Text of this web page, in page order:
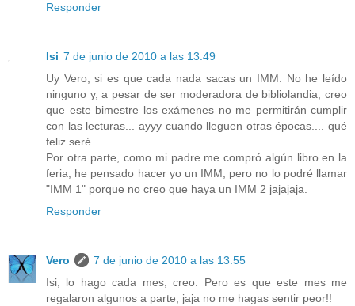
Responder
Isi 7 de junio de 2010 a las 13:49
Uy Vero, si es que cada nada sacas un IMM. No he leído
ninguno y, a pesar de ser moderadora de bibliolandia, creo
que este bimestre los exámenes no me permitirán cumplir
con las lecturas... ayyy cuando lleguen otras épocas.... qué
feliz seré.
Por otra parte, como mi padre me compró algún libro en la
feria, he pensado hacer yo un IMM, pero no lo podré llamar
"IMM 1" porque no creo que haya un IMM 2 jajajaja.
Responder
Vero
7 de junio de 2010 a las 13:55
Isi, lo hago cada mes, creo. Pero es que este mes me
regalaron algunos a parte, jaja no me hagas sentir peor!!